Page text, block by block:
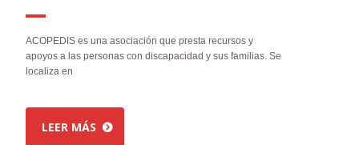
ACOPEDIS es una asociación que presta recursos y
apoyos a las personas con discapacidad y sus familias. Se
localiza en
LEER MÁS